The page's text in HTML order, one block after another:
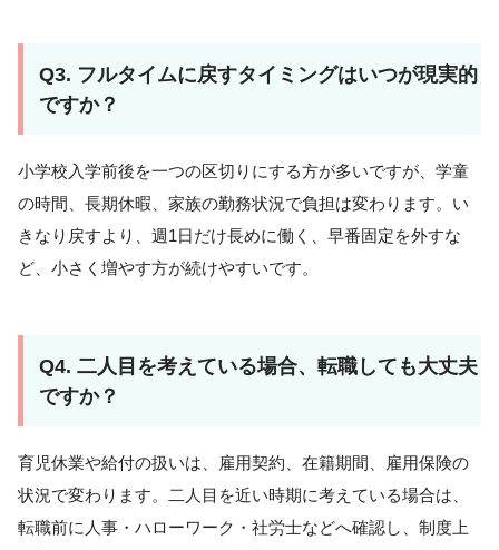
Q3. フルタイムに戻すタイミングはいつが現実的
ですか？
小学校入学前後を一つの区切りにする方が多いですが、学童
の時間、長期休暇、家族の勤務状況で負担は変わります。い
きなり戻すより、週1日だけ長めに働く、早番固定を外すな
ど、小さく増やす方が続けやすいです。
Q4. 二人目を考えている場合、転職しても大丈夫
ですか？
育児休業や給付の扱いは、雇用契約、在籍期間、雇用保険の
状況で変わります。二人目を近い時期に考えている場合は、
転職前に人事・ハローワーク・社労士などへ確認し、制度上